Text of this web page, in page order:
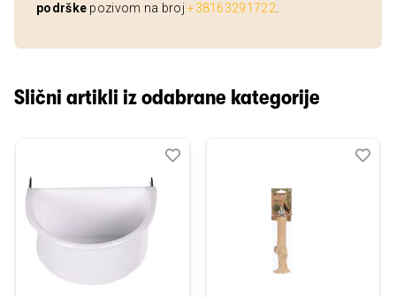
podrške pozivom na broj+38163291722
Slični artikli iz odabrane kategorije
Dodaj
Uporedi